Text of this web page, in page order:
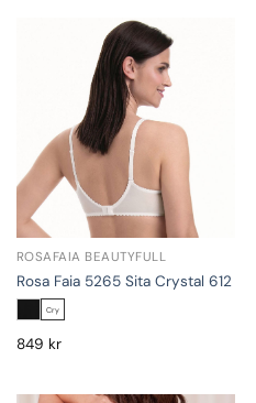
ROSAFAIA BEAUTYFULL
Rosa Faia 5265 Sita Crystal 612
Cry
849 kr